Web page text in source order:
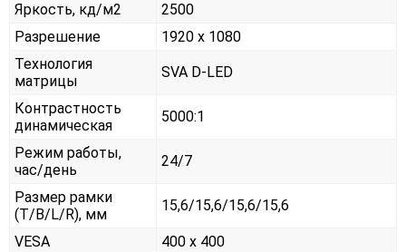
Яркость, кд/м2
2500
Разрешение
1920 x 1080
Технология
матрицы
SVA D-LED
Контрастность
динамическая
5000:1
Режим работы,
час/день
24/7
Размер рамки
(T/B/L/R), мм
15,6/15,6/15,6/15,6
VESA
400 x 400